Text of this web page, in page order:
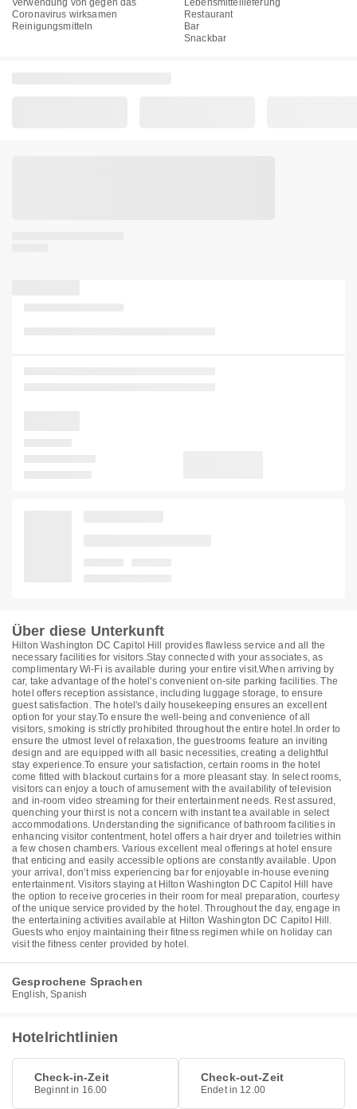
Verwendung von gegen das
Coronavirus wirksamen
Reinigungsmitteln
Lebensmittellieferung
Restaurant
Bar
Snackbar
Über diese Unterkunft
Hilton Washington DC Capitol Hill provides flawless service and all the
necessary facilities for visitors.Stay connected with your associates, as
complimentary Wi-Fi is available during your entire visit.When arriving by
car, take advantage of the hotel's convenient on-site parking facilities. The
hotel offers reception assistance, including luggage storage, to ensure
guest satisfaction. The hotel's daily housekeeping ensures an excellent
option for your stay.To ensure the well-being and convenience of all
visitors, smoking is strictly prohibited throughout the entire hotel.In order to
ensure the utmost level of relaxation, the guestrooms feature an inviting
design and are equipped with all basic necessities, creating a delightful
stay experience.To ensure your satisfaction, certain rooms in the hotel
come fitted with blackout curtains for a more pleasant stay. In select rooms,
visitors can enjoy a touch of amusement with the availability of television
and in-room video streaming for their entertainment needs. Rest assured,
quenching your thirst is not a concern with instant tea available in select
accommodations. Understanding the significance of bathroom facilities in
enhancing visitor contentment, hotel offers a hair dryer and toiletries within
a few chosen chambers. Various excellent meal offerings at hotel ensure
that enticing and easily accessible options are constantly available. Upon
your arrival, don't miss experiencing bar for enjoyable in-house evening
entertainment. Visitors staying at Hilton Washington DC Capitol Hill have
the option to receive groceries in their room for meal preparation, courtesy
of the unique service provided by the hotel. Throughout the day, engage in
the entertaining activities available at Hilton Washington DC Capitol Hill.
Guests who enjoy maintaining their fitness regimen while on holiday can
visit the fitness center provided by hotel.
Gesprochene Sprachen
English, Spanish
Hotelrichtlinien
Check-in-Zeit
Beginnt in 16.00
Check-out-Zeit
Endet in 12.00